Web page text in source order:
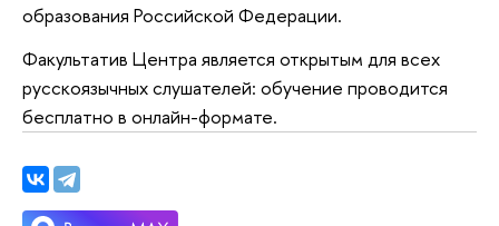
образования Российской Федерации.
Факультатив Центра является открытым для всех
русскоязычных слушателей: обучение проводится
бесплатно в онлайн-формате.